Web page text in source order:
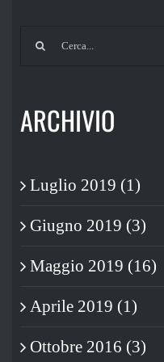
Cerca
ARCHIVIO
Luglio 2019 (1)
Giugno 2019 (3)
Maggio 2019 (16)
Aprile 2019 (1)
Ottobre 2016 (3)